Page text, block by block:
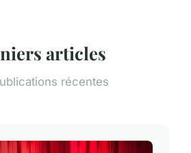
articles
récentes